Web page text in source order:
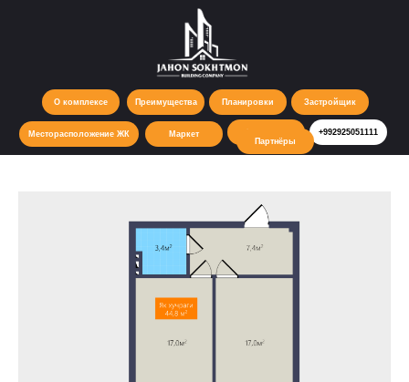
О комплексе Преимущества Планировки
Месторасположение ЖК
Застройщик
Маркет Контакты
+992925051111
Партнёры